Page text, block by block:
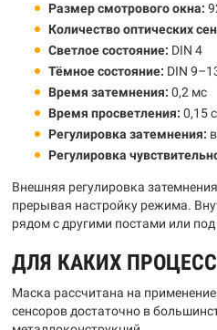
Размер смотрового окна:
Количество оптических
Светлое состояние: DIN 4
Тёмное состояние: DIN
Время затемнения: 0,2 мс
Время просветления: 0,15 с
Регулировка затемнения:
Регулировка
Внешняя регулировка
прерывая настройку режима.
рядом с другими постами или
ДЛЯ КАКИХ
Маска рассчитана на
сенсоров достаточно в